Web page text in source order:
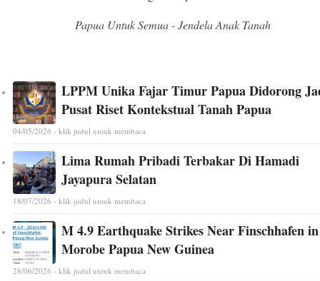
Papua Untuk Semua - Jendela Anak Tanah
LPPM Unika Fajar Timur Papua Didorong
Pusat Riset Kontekstual Tanah Papua
04/05/2026 - klik judul untuk membaca
Lima Rumah Pribadi Terbakar Di Hamadi
Jayapura Selatan
18/07/2026 - klik judul untuk membaca
M 4.9 Earthquake Strikes Near Finschhafen in
Morobe Papua New Guinea
28/06/2026 - klik judul untuk membaca